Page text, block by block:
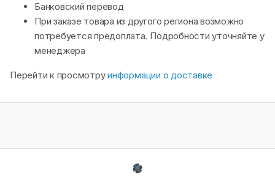
Банковский перевод
При заказе товара из другого региона возможно
потребуется предоплата. Подробности уточняйте у
менеджера
Перейти к просмотруинформации о доставке